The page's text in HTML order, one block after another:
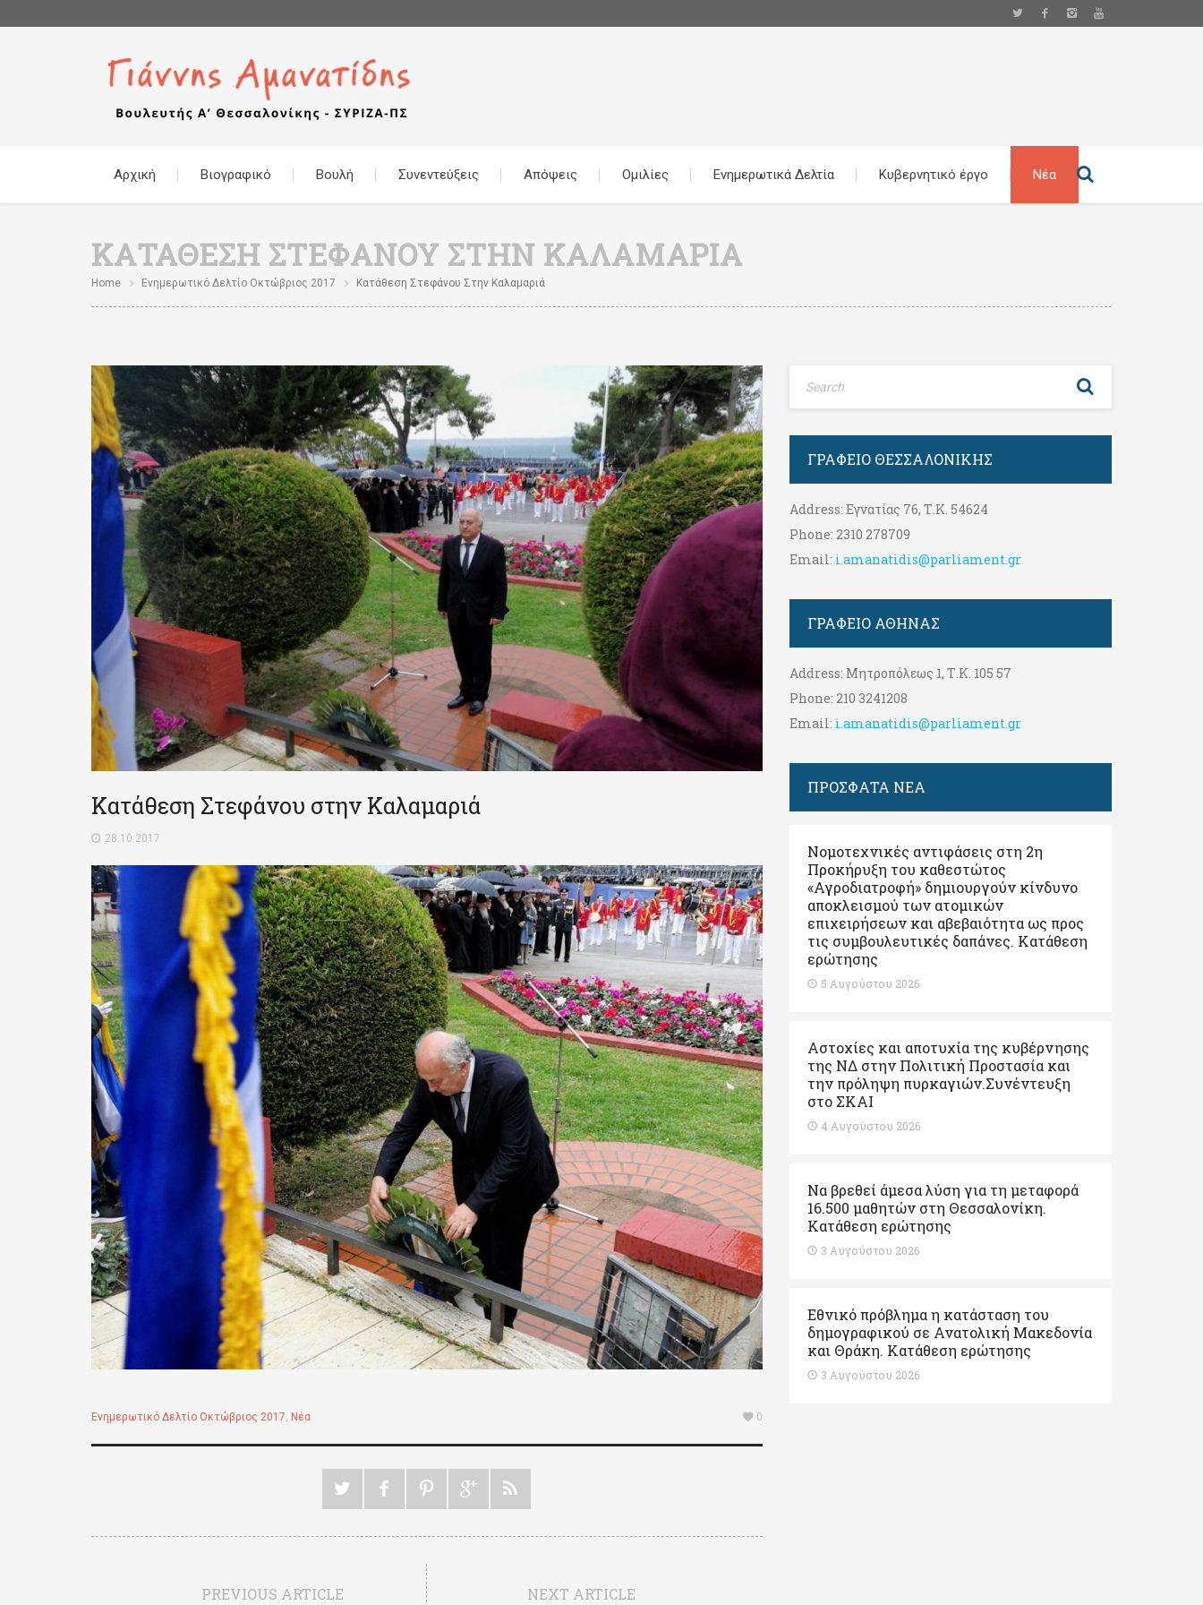
Αρχική Βιογραφικό Βουλή Συνεντεύξεις Απόψεις Ομιλίες Ενημερωτικά Δελτία Κυβερνητικό έργο Νέα
ΚΑΤΆΘΕΣΗ ΣΤΕΦΆΝΟΥ ΣΤΗΝ ΚΑΛΑΜΑΡΙΆ
Home Ενημερωτικό Δελτίο Οκτώβριος 2017 Κατάθεση Στεφάνου Στην Καλαμαριά
Κατάθεση Στεφάνου στην Καλαμαριά
28.10.2017
Ενημερωτικό Δελτίο Οκτώβριος 2017 Νέα 0
PREVIOUS ARTICLE
NEXT ARTICLE
ΓΡΑΦΕΊΟ ΘΕΣΣΑΛΟΝΊΚΗΣ
Address: Εγνατίας 76, Τ.Κ. 54624
Phone: 2310 278709
Email: i.amanatidis@parliament.gr
ΓΡΑΦΕΊΟ ΑΘΉΝΑΣ
Address: Μητροπόλεως 1, Τ.Κ. 105 57
Phone: 210 3241208
Email: i.amanatidis@parliament.gr
ΠΡΟΣΦΑΤΑ ΝΕΑ
Νομοτεχνικές αντιφάσεις στη 2η
Προκήρυξη του καθεστώτος
«Αγροδιατροφή» δημιουργούν κίνδυνο
αποκλεισμού των ατομικών
επιχειρήσεων και αβεβαιότητα ως προς
τις συμβουλευτικές δαπάνες. Κατάθεση
ερώτησης
5 Αυγούστου 2026
Αστοχίες και αποτυχία της κυβέρνησης
της ΝΔ στην Πολιτική Προστασία και
την πρόληψη πυρκαγιών.Συνέντευξη
στο ΣΚΑΙ
4 Αυγούστου 2026
Να βρεθεί άμεσα λύση για τη μεταφορά
16.500 μαθητών στη Θεσσαλονίκη.
Κατάθεση ερώτησης
3 Αυγούστου 2026
Εθνικό πρόβλημα η κατάσταση του
δημογραφικού σε Ανατολική Μακεδονία
και Θράκη. Κατάθεση ερώτησης
3 Αυγούστου 2026